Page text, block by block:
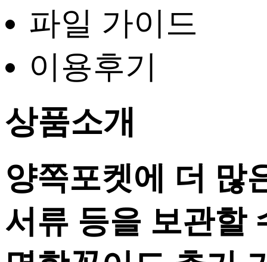
파일 가이드
이용후기
상품소개
양쪽포켓에 더 많
서류 등을 보관할